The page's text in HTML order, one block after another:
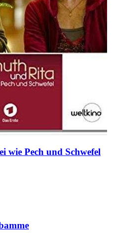
wie Pech und Schwefel